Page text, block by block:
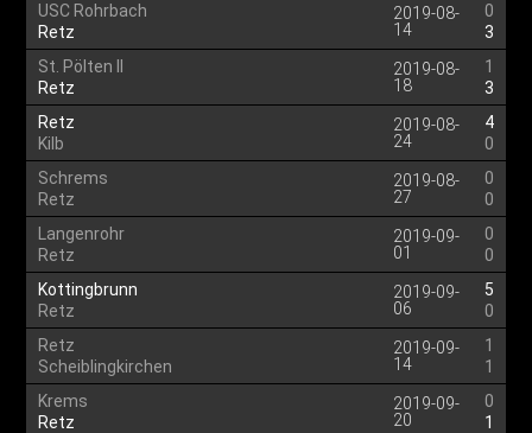
USC Rohrbach
Retz
2019-08-
14
0
3
St. Pölten II
Retz
2019-08-
18
1
3
Retz
Kilb
2019-08-
24
4
0
Schrems
Retz
2019-08-
27
0
0
Langenrohr
Retz
2019-09-
01
0
0
Kottingbrunn
Retz
2019-09-
06
5
0
Retz
Scheiblingkirchen
2019-09-
14
1
1
Krems
Retz
2019-09-
20
0
1